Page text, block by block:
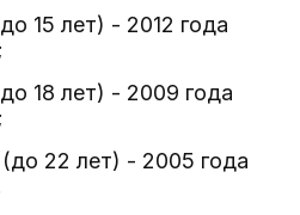
15 лет) - 2012 года
18 лет) - 2009 года
22 лет) - 2005 года